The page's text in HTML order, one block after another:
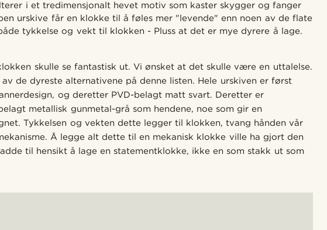
i et tredimensjonalt hevet motiv som kaster skygger og fanger
urskive får en klokke til å føles mer "levende" enn noen av de flate
tykkelse og vekt til klokken - Pluss at det er mye dyrere å lage.
skulle se fantastisk ut. Vi ønsket at det skulle være en uttalelse.
de dyreste alternativene på denne listen. Hele urskiven er først
og deretter PVD-belagt matt svart. Deretter er
metallisk gunmetal-grå som hendene, noe som gir en
Tykkelsen og vekten dette legger til klokken, tvang hånden vår
Å legge alt dette til en mekanisk klokke ville ha gjort den
til hensikt å lage en statementklokke, ikke en som stakk ut som